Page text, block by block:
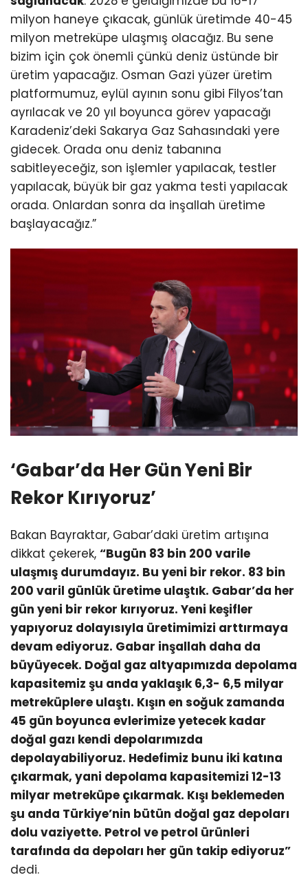
milyon haneye çıkacak, günlük üretimde 40-45
milyon metreküpe ulaşmış olacağız. Bu sene
bizim için çok önemli çünkü deniz üstünde bir
üretim yapacağız. Osman Gazi yüzer üretim
platformumuz, eylül ayının sonu gibi Filyos’tan
ayrılacak ve 20 yıl boyunca görev yapacağı
Karadeniz’deki Sakarya Gaz Sahasındaki yere
gidecek. Orada onu deniz tabanına
sabitleyeceğiz, son işlemler yapılacak, testler
yapılacak, büyük bir gaz yakma testi yapılacak
orada. Onlardan sonra da inşallah üretime
başlayacağız.”
‘Gabar’da Her Gün Yeni Bir
Rekor Kırıyoruz’
Bakan Bayraktar, Gabar’daki üretim artışına
dikkat çekerek, “Bugün 83 bin 200 varile
ulaşmış durumdayız. Bu yeni bir rekor. 83 bin
200 varil günlük üretime ulaştık. Gabar’da her
gün yeni bir rekor kırıyoruz. Yeni keşifler
yapıyoruz dolayısıyla üretimimizi arttırmaya
devam ediyoruz. Gabar inşallah daha da
büyüyecek. Doğal gaz altyapımızda depolama
kapasitemiz şu anda yaklaşık 6,3- 6,5 milyar
metreküplere ulaştı. Kışın en soğuk zamanda
45 gün boyunca evlerimize yetecek kadar
doğal gazı kendi depolarımızda
depolayabiliyoruz. Hedefimiz bunu iki katına
çıkarmak, yani depolama kapasitemizi 12-13
milyar metreküpe çıkarmak. Kışı beklemeden
şu anda Türkiye’nin bütün doğal gaz depoları
dolu vaziyette. Petrol ve petrol ürünleri
tarafında da depoları her gün takip ediyoruz”
dedi.